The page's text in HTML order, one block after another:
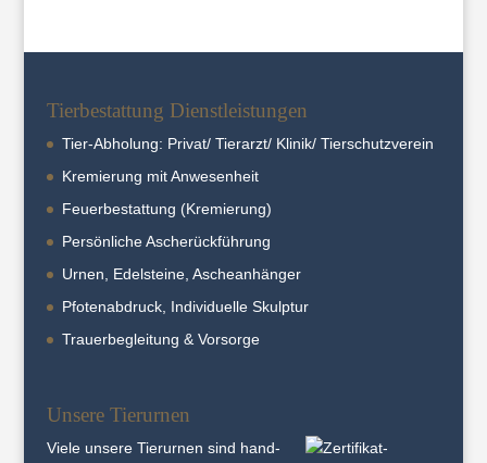
Tierbestattung Dienstleistungen
Tier-Abholung: Privat/ Tierarzt/ Klinik/ Tierschutzverein
Kremierung mit Anwesenheit
Feuerbestattung (Kremierung)
Persönliche Ascherückführung
Urnen, Edelsteine, Ascheanhänger
Pfotenabdruck, Individuelle Skulptur
Trauerbegleitung & Vorsorge
Unsere Tierurnen
Viele unsere Tier­urnen sind hand­